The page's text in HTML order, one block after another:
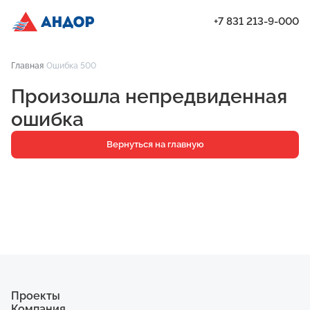
Проекты
Квартиры
Паркинг
Кладовые
+7 831 213-9-000
Главная Ошибка 500
Произошла непредвиденная
ошибка
Вернуться на главную
Проекты